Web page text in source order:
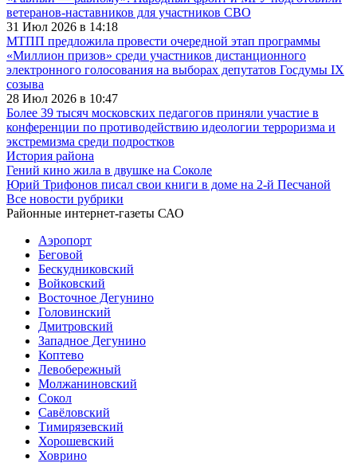
ветеранов-наставников для участников СВО
31 Июл 2026 в 14:18
МТПП предложила провести очередной этап программы
«Миллион призов» среди участников дистанционного
электронного голосования на выборах депутатов Госдумы IX
созыва
28 Июл 2026 в 10:47
Более 39 тысяч московских педагогов приняли участие в
конференции по противодействию идеологии терроризма и
экстремизма среди подростков
История района
Гений кино жила в двушке на Соколе
Юрий Трифонов писал свои книги в доме на 2-й Песчаной
Все новости рубрики
Районные интернет-газеты САО
Аэропорт
Беговой
Бескудниковский
Войковский
Восточное Дегунино
Головинский
Дмитровский
Западное Дегунино
Коптево
Левобережный
Молжаниновский
Сокол
Савёловский
Тимирязевский
Хорошевский
Ховрино